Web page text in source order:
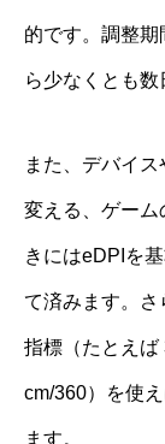
的です。調整
ら少なくとも数
また、デバイ
変える、ゲーム
きにはeDPIを
て済みます。さ
指標（たとえ
cm/360）を使
ます。